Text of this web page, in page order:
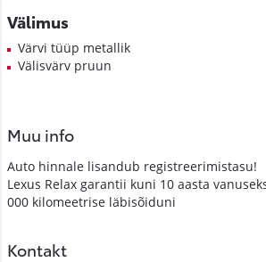
Välimus
Värvi tüüp metallik
Välisvärv pruun
Muu info
Auto hinnale lisandub registreerimistasu!
Lexus Relax garantii kuni 10 aasta
000 kilomeetrise läbisõiduni
Kontakt